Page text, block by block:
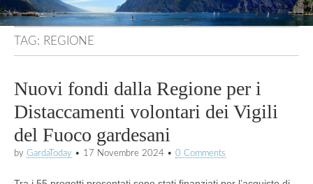
TAG: REGIONE
Nuovi fondi dalla Regione per i
Distaccamenti volontari dei Vigili
del Fuoco gardesani
by GardaToday • 17 Novembre 2024 • 0 Comments